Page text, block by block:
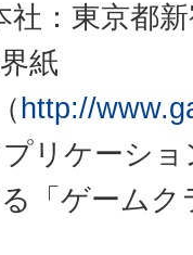
：東京都
紙
http://
リケーシ
「ゲーム